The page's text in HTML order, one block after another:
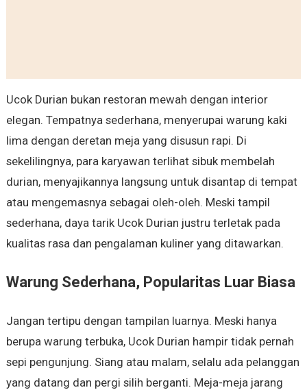
Ucok Durian bukan restoran mewah dengan interior
elegan. Tempatnya sederhana, menyerupai warung kaki
lima dengan deretan meja yang disusun rapi. Di
sekelilingnya, para karyawan terlihat sibuk membelah
durian, menyajikannya langsung untuk disantap di tempat
atau mengemasnya sebagai oleh-oleh. Meski tampil
sederhana, daya tarik Ucok Durian justru terletak pada
kualitas rasa dan pengalaman kuliner yang ditawarkan.
Warung Sederhana, Popularitas Luar Biasa
Jangan tertipu dengan tampilan luarnya. Meski hanya
berupa warung terbuka, Ucok Durian hampir tidak pernah
sepi pengunjung. Siang atau malam, selalu ada pelanggan
yang datang dan pergi silih berganti. Meja-meja jarang